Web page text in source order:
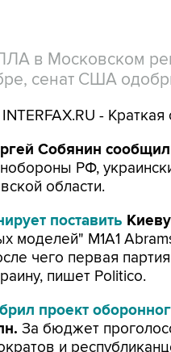
в Московском
сенат США
-
Собянин
РФ,
области.
поставить
моделей" M1A1
чего первая
пишет Politico.
проект
За бюджет
и